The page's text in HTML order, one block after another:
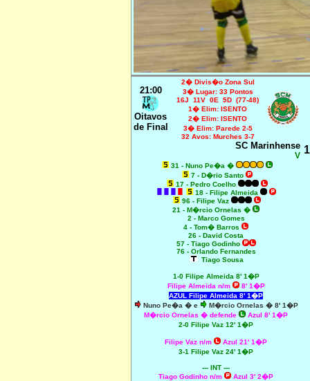
21:00
Oitavos
de Final
2� Divis�o Zona Sul
3� Lugar: 33 Pontos
16J 11V 0E 5D (77-48)
1� Elim: ISENTO
2� Elim: ISENTO
3� Elim: Parede 2-5
32 Avos: Murches 3-7
SC Marinhense
V
31 - Nuno Pe�a �
7 - D�rio Santo
17 - Pedro Coelho
18 - Filipe Almeida
96 - Filipe Vaz
21 - M�rcio Ornelas �
2 - Marco Gomes
4 - Tom� Barros
26 - David Costa
57 - Tiago Godinho
76 - Orlando Fernandes
Tiago Sousa
1-0 Filipe Almeida 8' 1�P
Filipe Almeida n/m
8' 1�P
AZUL Filipe Almeida 8' 1�P
Nuno Pe�a � e
M�rcio Ornelas � 8' 1�P
M�rcio Ornelas � defende
Azul 8' 1�P
2-0 Filipe Vaz 12' 1�P
Filipe Vaz n/m
Azul 21' 1�P
3-1 Filipe Vaz 24' 1�P
--- INT ---
Tiago Godinho n/m
Azul 3' 2�P